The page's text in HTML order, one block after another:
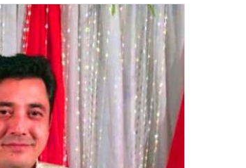
email